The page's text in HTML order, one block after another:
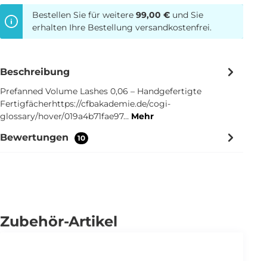
Bestellen Sie für weitere 99,00 € und Sie
erhalten Ihre Bestellung versandkostenfrei.
Beschreibung
Prefanned Volume Lashes 0,06 – Handgefertigte
Fertigfächerhttps://cfbakademie.de/cogi-
glossary/hover/019a4b71fae97… Mehr
Bewertungen 10
Zubehör-Artikel